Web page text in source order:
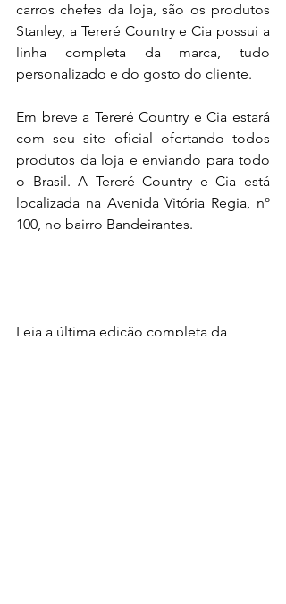
carros chefes da loja, são os produtos
Stanley, a Tereré Country e Cia possui a
linha completa da marca, tudo
personalizado e do gosto do cliente.
Em breve a Tereré Country e Cia estará
com seu site oficial ofertando todos
produtos da loja e enviando para todo
o Brasil. A Tereré Country e Cia está
localizada na Avenida Vitória Regia, nº
100, no bairro Bandeirantes.
Leia a última edição completa da